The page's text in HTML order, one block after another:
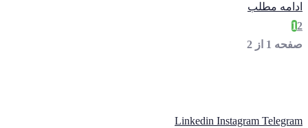
ادامه مطلب
12
صفحه 1 از 2
Linkedin Instagram Telegram